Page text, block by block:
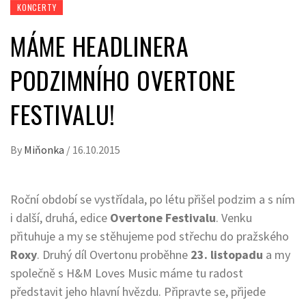
KONCERTY
MÁME HEADLINERA
PODZIMNÍHO OVERTONE
FESTIVALU!
By Miňonka / 16.10.2015
Roční období se vystřídala, po létu přišel podzim a s ním
i další, druhá, edice Overtone Festivalu. Venku
přituhuje a my se stěhujeme pod střechu do pražského
Roxy. Druhý díl Overtonu proběhne 23. listopadu a my
společně s H&M Loves Music máme tu radost
představit jeho hlavní hvězdu. Připravte se, přijede